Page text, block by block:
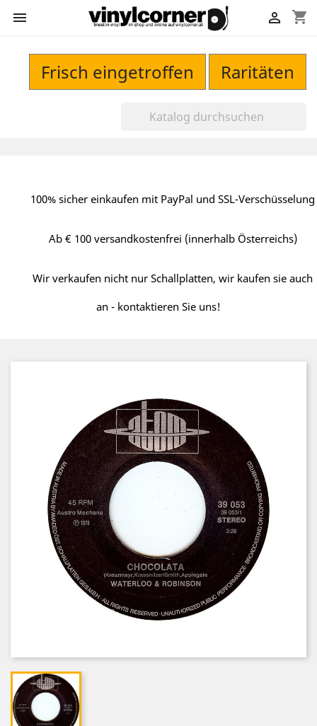
 shopping_cart

Frisch eingetroffen Raritäten
100% sicher einkaufen mit PayPal und SSL-Verschüsselung
Ab € 100 versandkostenfrei (innerhalb Österreichs)
Wir verkaufen nicht nur Schallplatten, wir kaufen sie auch
an - kontaktieren Sie uns!